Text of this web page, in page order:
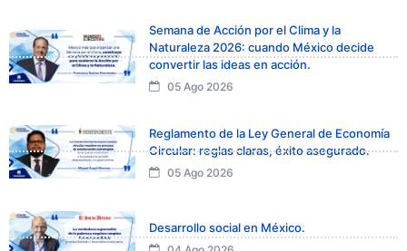
Semana de Acción por el Clima y la
Naturaleza 2026: cuando México decide
convertir las ideas en acción.
05 Ago 2026
Reglamento de la Ley General de Economía
Circular: reglas claras, éxito asegurado.
05 Ago 2026
Desarrollo social en México.